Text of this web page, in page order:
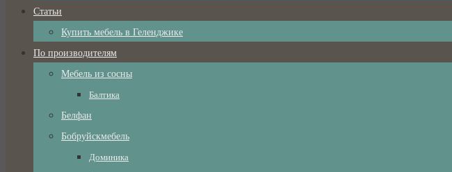
Статьи
Купить мебель в Геленджике
По производителям
Мебель из сосны
Балтика
Белфан
Бобруйскмебель
Доминика